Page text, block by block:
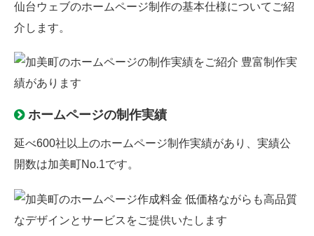
仙台ウェブのホームページ制作の基本仕様についてご紹
介します。
ホームページの制作実績
延べ600社以上のホームページ制作実績があり、実績公
開数は加美町No.1です。